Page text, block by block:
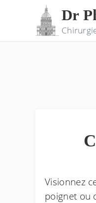
Dr
Visionnez
poignet ou